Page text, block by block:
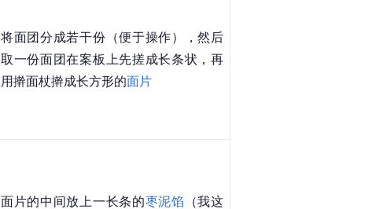
将面团分成若干份（便于操作），然后
取一份面团在案板上先搓成长条状，再
用擀面杖擀成长方形的面片
面片的中间放上一长条的枣泥馅 （我这